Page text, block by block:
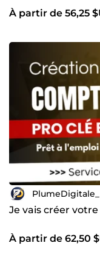
À partir de 56,25
PlumeDigitale_
Je vais créer
À partir de 62,50